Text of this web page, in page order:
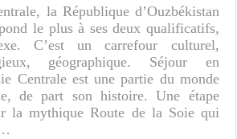
la République d’Ouzbékistan
le plus à ses deux qualificatifs,
C’est un carrefour culturel,
géographique. Séjour en
Centrale est une partie du monde
de part son histoire. Une étape
la mythique Route de la Soie qui